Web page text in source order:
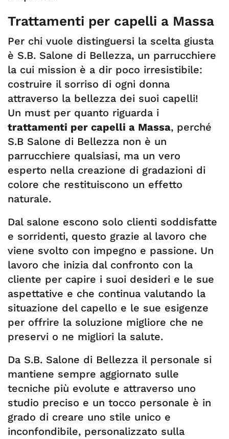
Trattamenti per capelli a Massa
Per chi vuole distinguersi la scelta giusta
è S.B. Salone di Bellezza, un parrucchiere
la cui mission è a dir poco irresistibile:
costruire il sorriso di ogni donna
attraverso la bellezza dei suoi capelli!
Un must per quanto riguarda i
trattamenti per capelli a Massa, perché
S.B Salone di Bellezza non è un
parrucchiere qualsiasi, ma un vero
esperto nella creazione di gradazioni di
colore che restituiscono un effetto
naturale.
Dal salone escono solo clienti soddisfatte
e sorridenti, questo grazie al lavoro che
viene svolto con impegno e passione. Un
lavoro che inizia dal confronto con la
cliente per capire i suoi desideri e le sue
aspettative e che continua valutando la
situazione del capello e le sue esigenze
per offrire la soluzione migliore che ne
preservi o ne migliori la salute.
Da S.B. Salone di Bellezza il personale si
mantiene sempre aggiornato sulle
tecniche più evolute e attraverso uno
studio preciso e un tocco personale è in
grado di creare uno stile unico e
inconfondibile, personalizzato sulla